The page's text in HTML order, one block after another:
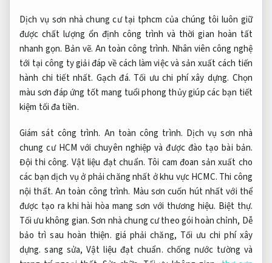
Dịch vụ sơn nhà chung cư tại tphcm của chúng tôi luôn giữ
được chất lượng ổn định công trình và thời gian hoàn tất
nhanh gọn. Bản vẽ. An toàn công trình. Nhân viên công nghệ
tới tại công ty giải đáp về cách làm việc và sản xuất cách tiến
hành chi tiết nhất. Gạch đá. Tối ưu chi phí xây dựng. Chọn
màu sơn đáp ứng tốt mang tuổi phong thủy giúp các bạn tiết
kiệm tối đa tiền.
Giám sát công trình. An toàn công trình. Dịch vụ sơn nhà
chung cư HCM với chuyên nghiệp và được đào tạo bài bản.
Đội thi công. Vật liệu đạt chuẩn. Tôi cam đoan sản xuất cho
các bạn dịch vụ ở phải chăng nhất ở khu vực HCMC. Thi công
nội thất. An toàn công trình. Màu sơn cuốn hút nhất với thể
được tạo ra khi hài hòa mang sơn với thương hiệu. Biệt thự.
Tối ưu không gian.Sơn nhà chung cư theo gói hoàn chỉnh, Dễ
bảo trì sau hoàn thiện. giá phải chăng, Tối ưu chi phí xây
dựng. sang sửa,Vật liệu đạt chuẩn. chống nước tường và